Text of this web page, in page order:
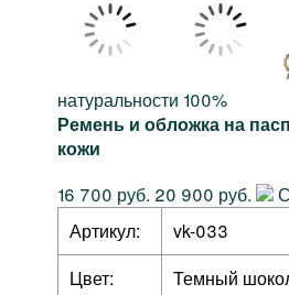
натуральности 100%
Ремень и обложка на
кожи
16 700 руб. 20 900 руб.
Артикул:
vk-033
Цвет:
Темный